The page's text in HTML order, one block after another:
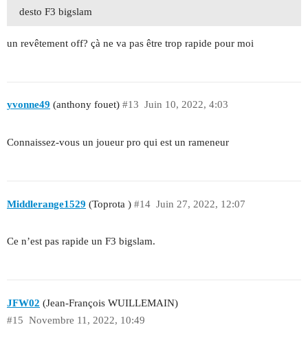
desto F3 bigslam
un revêtement off? çà ne va pas être trop rapide pour moi
yvonne49 (anthony fouet) Juin 10, 2022, 4:03
#13
Connaissez-vous un joueur pro qui est un rameneur
Middlerange1529 (Toprota ) Juin 27, 2022, 12:07
#14
Ce n’est pas rapide un F3 bigslam.
JFW02 (Jean-François WUILLEMAIN)
Novembre 11, 2022, 10:49
#15